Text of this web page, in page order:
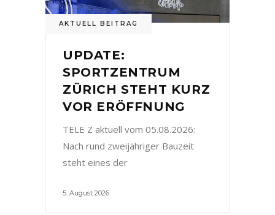
AKTUELL BEITRAG
UPDATE:
SPORTZENTRUM
ZÜRICH STEHT KURZ
VOR ERÖFFNUNG
TELE Z aktuell vom 05.08.2026:
Nach rund zweijähriger Bauzeit
steht eines der
5. August 2026